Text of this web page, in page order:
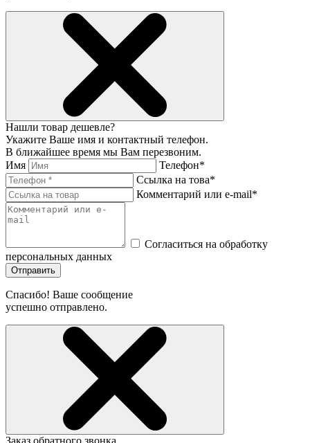
Нашли товар дешевле?
Укажите Ваше имя и контактный телефон.
В ближайшее время мы Вам перезвоним.
Имя
Телефон*
Ссылка на това*
Комментарий или e-mail*
Согласиться на обработку
персональных данных
Отправить
Спасибо! Ваше сообщение
успешно отправлено.
Заказ обратного звонка